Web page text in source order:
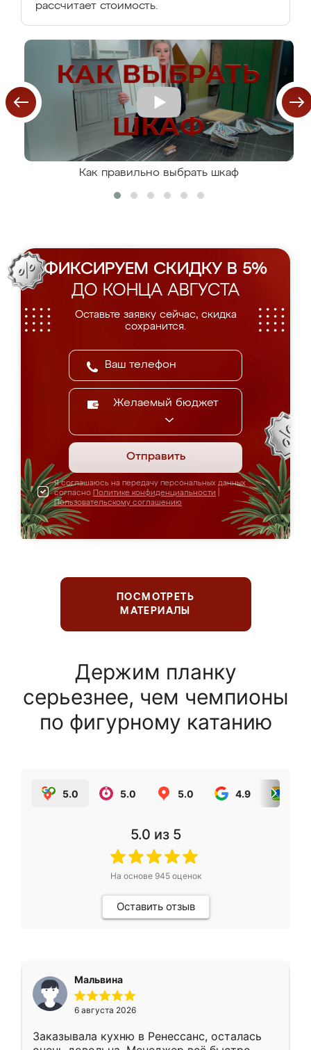
рассчитает стоимость.
Как правильно выбрать шкаф
ФИКСИРУЕМ СКИДКУ В 5%
ДО КОНЦА АВГУСТА
Оставьте заявку сейчас, скидка
сохранится.
Желаемый бюджет
Отправить
Я соглашаюсь на передачу персональных данных
согласно Политике конфиденциальности
Пользовательскому соглашению
ПОСМОТРЕТЬ
МАТЕРИАЛЫ
Держим планку
серьезнее, чем чемпионы
по фигурному катанию
5.0 5.0 5.0 4.9
5.0 из 5
На основе 945оценок
Оставить отзыв
Мальвина
6 августа 2026
Заказывала кухню в Ренессанс, осталась